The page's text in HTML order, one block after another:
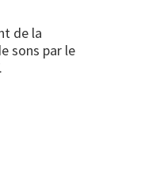
de la
sons par le